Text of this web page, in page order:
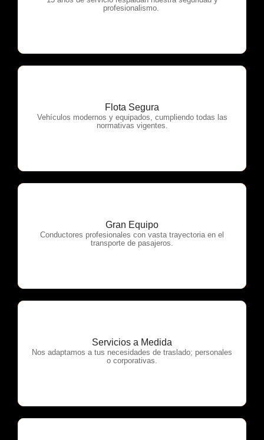
profesionalismo.
Flota Segura
Vehículos modernos y equipados, cumpliendo todas las
normativas vigentes.
OTP Servicios
Gran Equipo
Conductores profesionales con vasta trayectoria en el
transporte de pasajeros.
OTP Servicios
Servicios a Medida
Nos adaptamos a tus necesidades de traslado; personales
o corporativas.
OTP Servicios